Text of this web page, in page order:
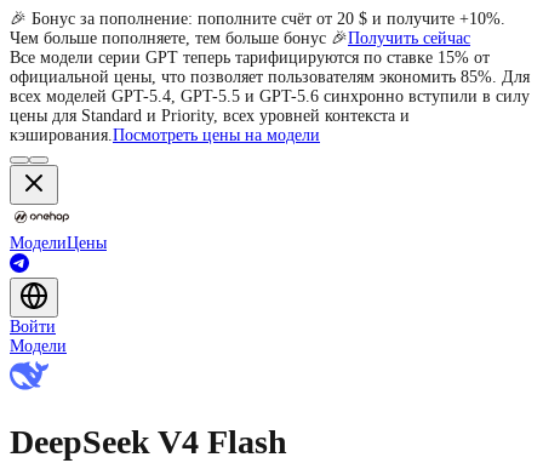
🎉 Бонус за пополнение: пополните счёт от 20 $ и получите +10%.
Чем больше пополняете, тем больше бонус 🎉Получить сейчас
Все модели серии GPT теперь тарифицируются по ставке 15% от
официальной цены, что позволяет пользователям экономить 85%. Для
всех моделей GPT-5.4, GPT-5.5 и GPT-5.6 синхронно вступили в силу
цены для Standard и Priority, всех уровней контекста и
кэширования.Посмотреть цены на модели
МоделиЦены
Войти
Модели
DeepSeek V4 Flash